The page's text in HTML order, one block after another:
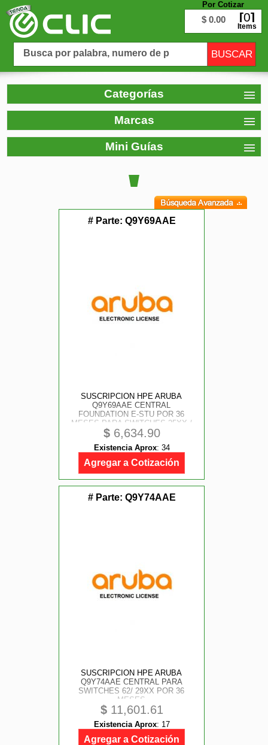
Por Cotizar
$ 0.00 0
Items
Categorías
Marcas
Mini Guías
# Parte: Q9Y69AAE
SUSCRIPCION HPE ARUBA
Q9Y69AAE CENTRAL
FOUNDATION E-STU POR 36
MESES PARA SWITCHES 25XX /
4100 / 6000 / 6100
$6,634.90
Existencia Aprox: 34
Agregar a Cotización
# Parte: Q9Y74AAE
SUSCRIPCION HPE ARUBA
Q9Y74AAE CENTRAL PARA
SWITCHES 62/ 29XX POR 36
MESES
$11,601.61
Existencia Aprox: 17
Agregar a Cotización